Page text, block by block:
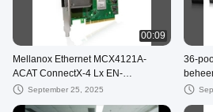
00:09
Mellanox Ethernet MCX4121A-
ACAT ConnectX-4 Lx EN-
adapterkaart 25GbE
September 25, 2025
36-
Smart